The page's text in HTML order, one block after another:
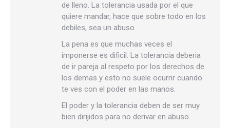
de lleno. La tolerancia usada por el que
quiere mandar, hace que sobre todo en los
debiles, sea un abuso.
La pena es que muchas veces el
imponerse es dificil. La tolerancia deberia
de ir pareja al respeto por los derechos de
los demas y esto no suele ocurrir cuando
te ves con el poder en las manos.
El poder y la tolerancia deben de ser muy
bien dirijidos para no derivar en abuso.